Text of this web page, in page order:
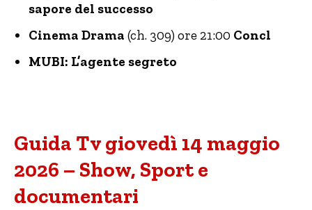
sapore del successo
Cinema Drama (ch. 309) ore 21:00 Concl
MUBI: L’agente segreto
Guida Tv giovedì 14 maggio
2026 – Show, Sport e
documentari